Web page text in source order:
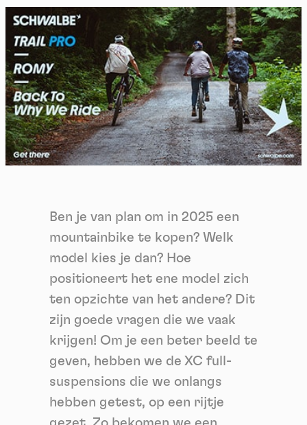
Ben je van plan om in 2025 een
mountainbike te kopen? Welk
model kies je dan? Hoe
positioneert het ene model zich
ten opzichte van het andere? Dit
zijn goede vragen die we vaak
krijgen! Om je een beter beeld te
geven, hebben we de XC full-
suspensions die we onlangs
hebben getest, op een rijtje